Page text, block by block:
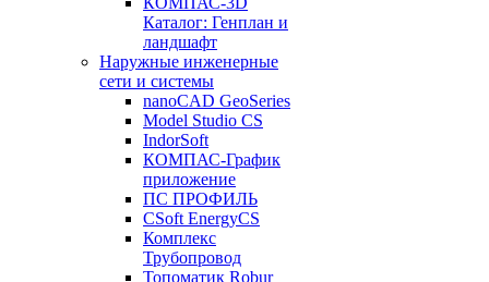
Каталог: Генплан и
ландшафт
Наружные инженерные
сети и системы
nanoCAD GeoSeries
Model Studio CS
IndorSoft
КОМПАС-График
приложение
ПС ПРОФИЛЬ
CSoft EnergyCS
Комплекс
Трубопровод
Топоматик Robur